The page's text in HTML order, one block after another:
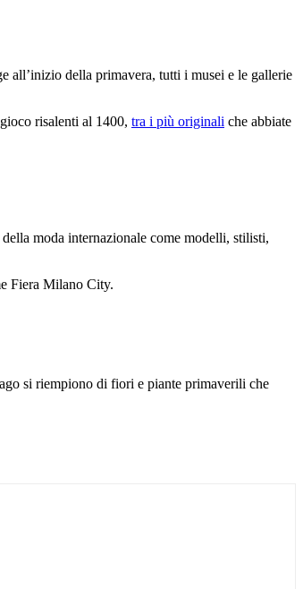
all’inizio della primavera, tutti i musei e le gallerie
risalenti al 1400, tra i più originali che abbiate
moda internazionale come modelli, stilisti,
Fiera Milano City.
si riempiono di fiori e piante primaverili che